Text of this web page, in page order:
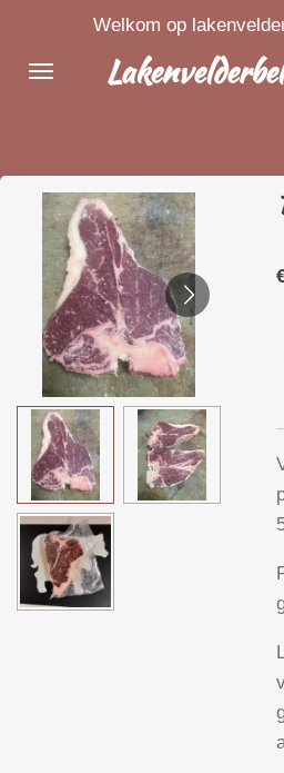
naar
Welkom op